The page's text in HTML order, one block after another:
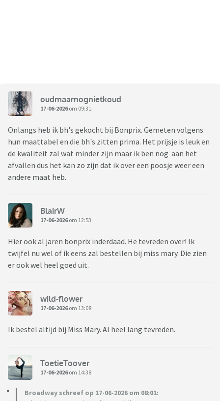
oudmaarnognietkoud
17-06-2026om 09:31
Onlangs heb ik bh's gekocht bij Bonprix. Gemeten volgens
hun maattabel en die bh's zitten prima. Het prijsje is leuk en
de kwaliteit zal wat minder zijn maar ik ben nog aan het
afvallen dus het kan zo zijn dat ik over een poosje weer een
andere maat heb.
BlairW
17-06-2026om 12:53
Hier ook al jaren bonprix inderdaad. He tevreden over! Ik
twijfel nu wel of ik eens zal bestellen bij miss mary. Die zien
er ook wel heel goed uit.
wild-flower
17-06-2026om 13:08
Ik bestel altijd bij Miss Mary. Al heel lang tevreden.
ToetieToover
17-06-2026om 14:38
Broadway schreef op 17-06-2026 om 08:01: